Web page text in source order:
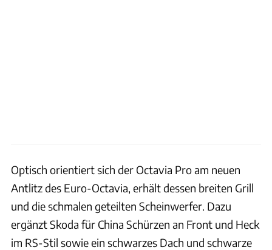
Optisch orientiert sich der Octavia Pro am neuen
Antlitz des Euro-Octavia, erhält dessen breiten Grill
und die schmalen geteilten Scheinwerfer. Dazu
ergänzt Skoda für China Schürzen an Front und Heck
im RS-Stil sowie ein schwarzes Dach und schwarze